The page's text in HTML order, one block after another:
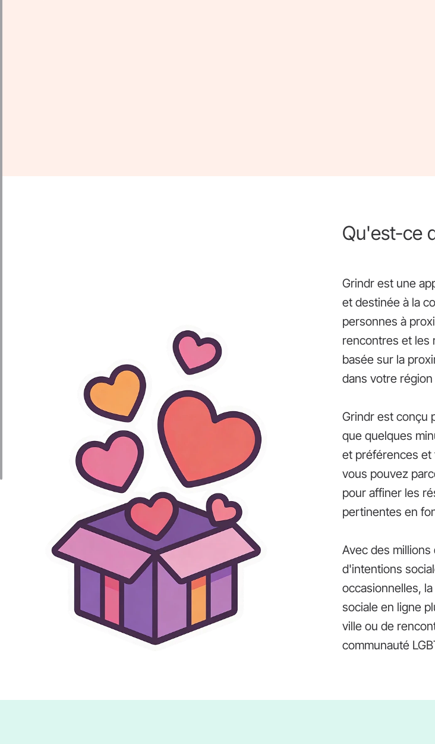
Qu'est-ce
Grindr est une
et destinée à la
personnes à
rencontres et les
basée sur la
dans votre
Grindr est conçu
que quelques
et préférences et
vous pouvez
pour affiner les
pertinentes en
Avec des
d'intentions
occasionnelles,
sociale en ligne
ville ou de
communauté